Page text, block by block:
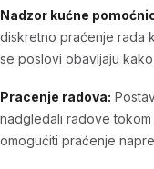
Nadzor kućne
diskretno praćenje rada
se poslovi obavljaju
Pracenje radova:
nadgledali radove tokom
omogućiti praćenje